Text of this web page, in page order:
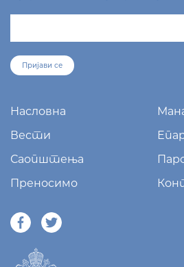
Пријави се
Насловна
Вести
Саопштења
Преносимо